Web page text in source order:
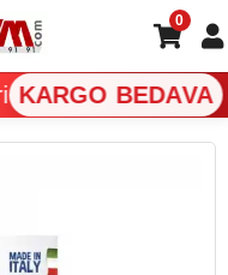
KARGO BEDAVA
0